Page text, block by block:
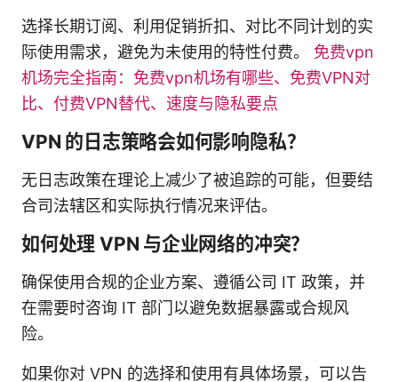
选择长期订阅、利用促销折扣、对比不同计划的实
际使用需求，避免为未使用的特性付费。 免费vpn
机场完全指南：免费vpn机场有哪些、免费VPN对
比、付费VPN替代、速度与隐私要点
VPN 的日志策略会如何影响隐私？
无日志政策在理论上减少了被追踪的可能，但要结
合司法辖区和实际执行情况来评估。
如何处理 VPN 与企业网络的冲突？
确保使用合规的企业方案、遵循公司 IT 政策，并
在需要时咨询 IT 部门以避免数据暴露或合规风
险。
如果你对 VPN 的选择和使用有具体场景，可以告